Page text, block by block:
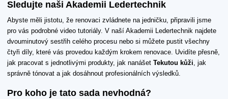
Sledujte naši Akademii Ledertechnik
Abyste měli jistotu, že renovaci zvládnete na jedničku, připravili jsme
pro vás podrobné video tutoriály. V naší Akademii Ledertechnik najdete
dvouminutový sestřih celého procesu nebo si můžete pustit všechny
čtyři díly, které vás provedou každým krokem renovace. Uvidíte přesně,
jak pracovat s jednotlivými produkty, jak nanášet Tekutou kůži , jak
správně tónovat a jak dosáhnout profesionálních výsledků.
Pro koho je tato sada nevhodná?